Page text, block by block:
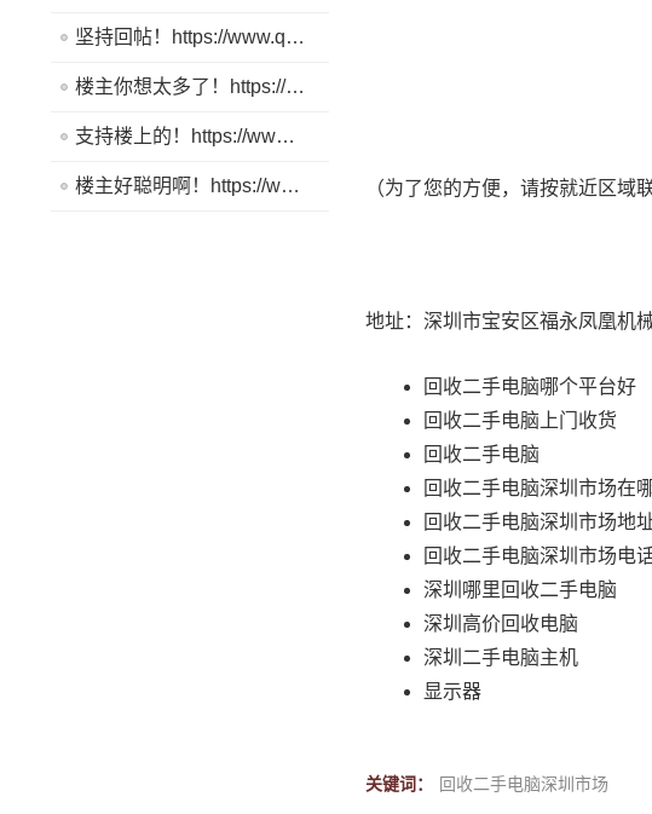
坚持回帖！https://www.quickq9.com
楼主你想太多了！https://www.quickq9.com
支持楼上的！https://www.quickq9.com
楼主好聪明啊！https://www.quickq9.com （为了您的方便，请按就近区域
地址：深圳市宝安区福永凤凰机
回收二手电脑哪个平台好
回收二手电脑上门收货
回收二手电脑
回收二手电脑深圳市场在
回收二手电脑深圳市场地
回收二手电脑深圳市场电
深圳哪里回收二手电脑
深圳高价回收电脑
深圳二手电脑主机
显示器
关键词： 回收二手电脑深圳市场